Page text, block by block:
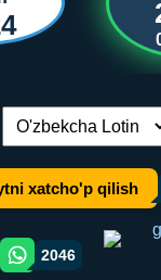
Tilni almashtirish:
xatcho'p qilish
orqali ulashish
WhatsApp orqali ulashish
2046